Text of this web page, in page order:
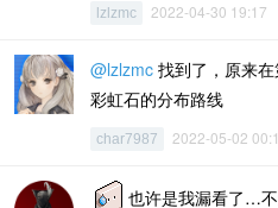
lzlzmc 2022-04-30 19:17
@lzlzmc 找到了，原来
彩虹石的分布路线
char7987 2022-05-02
也许是我漏看了…